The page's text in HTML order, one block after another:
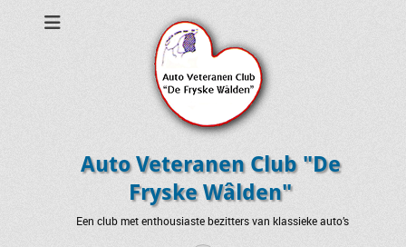
Auto Veteranen Club "De
Fryske Wâlden"
Een club met enthousiaste bezitters van klassieke auto’s